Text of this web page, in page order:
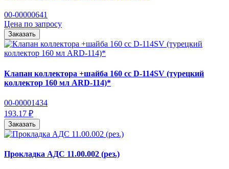
00-00000641
Цена по запросу
Заказать
Клапан коллектора +шайба 160 сс D-114SV (турецкий
коллектор 160 мл ARD-114)*
00-00001434
193.17 ₽
Заказать
Прокладка АДС 11.00.002 (рез.)